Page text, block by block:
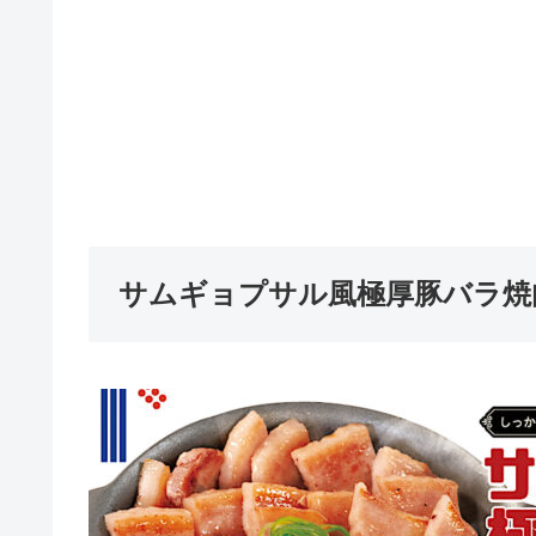
サムギョプサル風極厚豚バラ